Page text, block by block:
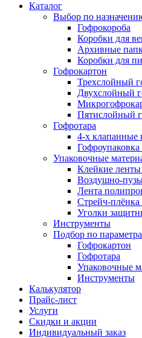
Каталог
Выбор по
Гофрокороба
Коробки для
Архивные
Коробки для
Гофрокартон
Трехслойный
Двухслойный
Пятислойный
Гофротара
4-х клапанные
Упаковочные
Клейкие
Воздушно-
Лента
Стрейч-плёнка
Уголки
Инструменты
Подбор по
Гофрокартон
Гофротара
Упаковочные
Инструменты
Калькулятор
Прайс-лист
Услуги
Скидки и акции
Индивидуальный заказ